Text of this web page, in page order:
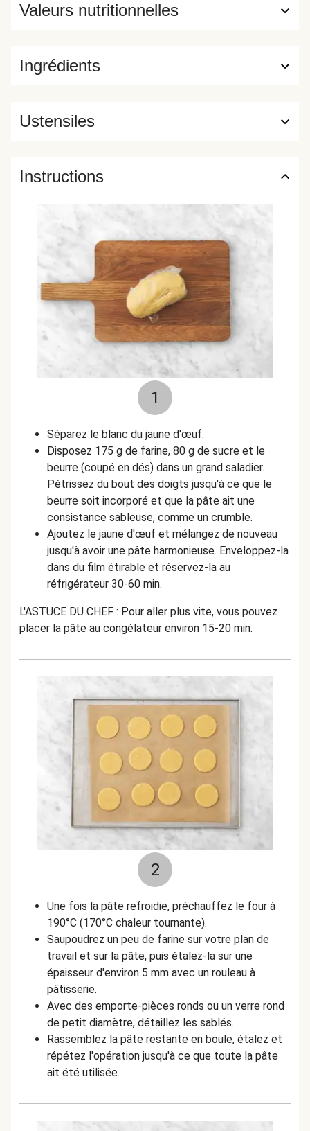
Ingrédients
Valeurs nutritionnelles
Ustensiles
Instructions
1
Séparez le blanc du jaune d'œuf.
Disposez 175 g de farine, 80 g de sucre et le
beurre (coupé en dés) dans un grand saladier.
Pétrissez du bout des doigts jusqu'à ce que le
beurre soit incorporé et que la pâte ait une
consistance sableuse, comme un crumble.
Ajoutez le jaune d'œuf et mélangez de nouveau
jusqu'à avoir une pâte harmonieuse. Enveloppez-la
dans du film étirable et réservez-la au
réfrigérateur 30-60 min.
L'ASTUCE DU CHEF : Pour aller plus vite, vous pouvez
placer la pâte au congélateur environ 15-20 min.
2
Une fois la pâte refroidie, préchauffez le four à
190°C (170°C chaleur tournante).
Saupoudrez un peu de farine sur votre plan de
travail et sur la pâte, puis étalez-la sur une
épaisseur d'environ 5 mm avec un rouleau à
pâtisserie.
Avec des emporte-pièces ronds ou un verre rond
de petit diamètre, détaillez les sablés.
Rassemblez la pâte restante en boule, étalez et
répétez l'opération jusqu'à ce que toute la pâte
ait été utilisée.